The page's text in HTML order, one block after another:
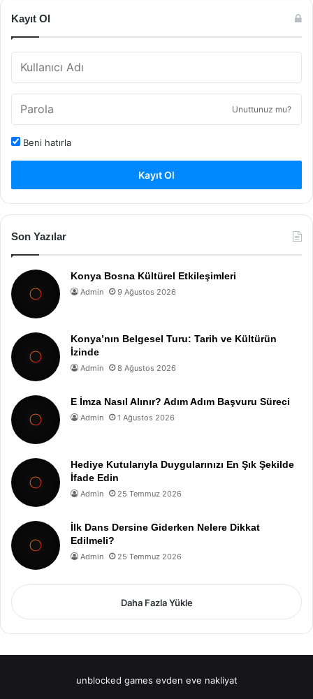
Kayıt Ol
Unuttunuz mu?
Beni hatırla
Kayıt Ol
Son Yazılar
Konya Bosna Kültürel Etkileşimleri
Admin 9 Ağustos 2026
Konya’nın Belgesel Turu: Tarih ve Kültürün
İzinde
Admin 8 Ağustos 2026
E İmza Nasıl Alınır? Adım Adım Başvuru Süreci
Admin 1 Ağustos 2026
Hediye Kutularıyla Duygularınızı En Şık Şekilde
İfade Edin
Admin 25 Temmuz 2026
İlk Dans Dersine Giderken Nelere Dikkat
Edilmeli?
Admin 25 Temmuz 2026
Daha Fazla Yükle
unblocked games evden eve nakliyat